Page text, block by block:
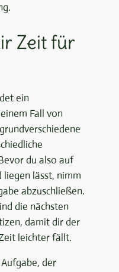
Zeit für
ein
Fall von
du also auf
liegen lässt, nimm
abzuschließen.
die nächsten
damit dir der
leichter fällt.
der